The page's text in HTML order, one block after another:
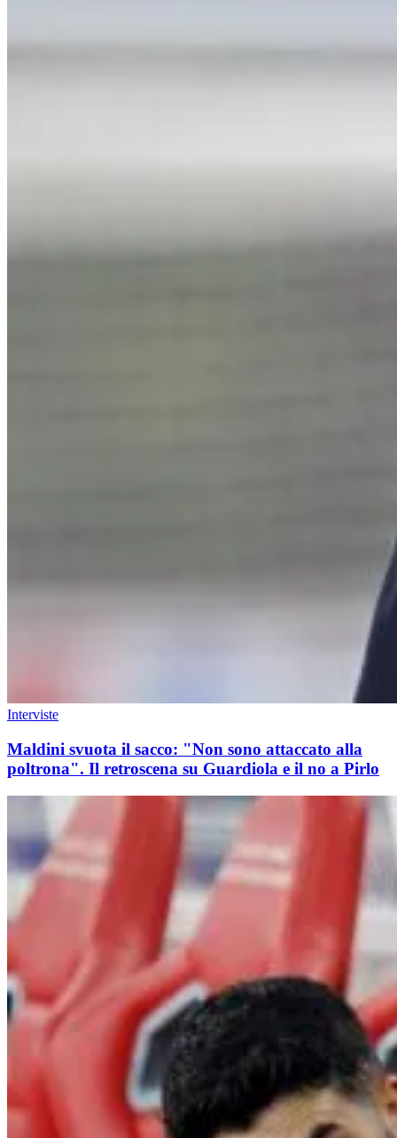
Interviste
Maldini svuota il sacco: "Non sono attaccato alla
poltrona". Il retroscena su Guardiola e il no a Pirlo